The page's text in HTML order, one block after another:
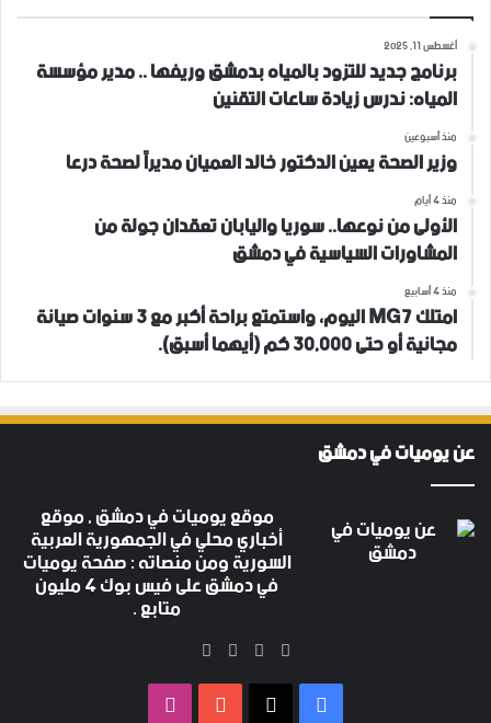
أغسطس 11, 2025
برنامج جديد للتزود بالمياه بدمشق وريفها .. مدير مؤسسة
المياه: ندرس زيادة ساعات التقنين
منذ أسبوعين
وزير الصحة يعين الدكتور خالد العميان مديراً لصحة درعا
منذ 4 أيام
الأولى من نوعها.. سوريا واليابان تعقدان جولة من
المشاورات السياسية في دمشق
منذ 4 أسابيع
امتلك MG7 اليوم، واستمتع براحة أكبر مع 3 سنوات صيانة
مجانية أو حتى 30,000 كم (أيهما أسبق).
عن يوميات في دمشق
موقع يوميات في دمشق , موقع
أخباري محلي في الجمهورية العربية
السورية ومن منصاته : صفحة يوميات
في دمشق على فيس بوك 4 مليون متابع .
فيسبوك
‫X
‫YouTube
فيسبوك ‫YouTube